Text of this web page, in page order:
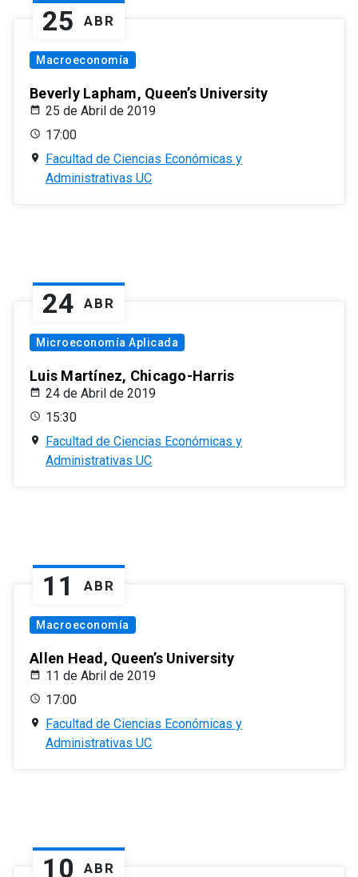
25 ABR
Macroeconomía
Beverly Lapham, Queen’s University
25 de Abril de 2019
17:00
Facultad de Ciencias Económicas y
Administrativas UC
24 ABR
Microeconomía Aplicada
Luis Martínez, Chicago-Harris
24 de Abril de 2019
15:30
Facultad de Ciencias Económicas y
Administrativas UC
11 ABR
Macroeconomía
Allen Head, Queen’s University
11 de Abril de 2019
17:00
Facultad de Ciencias Económicas y
Administrativas UC
10 ABR